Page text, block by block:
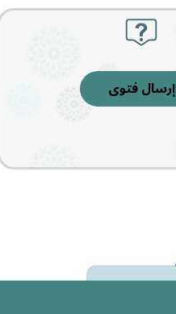
إرسال فتوى